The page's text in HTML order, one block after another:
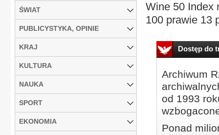
Wine 50 Index
100 prawie 13
Dostęp do
Archiwum
od 1993
Ponad
ŚWIAT
PUBLICYSTYKA, OPINIE
KRAJ
KULTURA
NAUKA
SPORT
EKONOMIA